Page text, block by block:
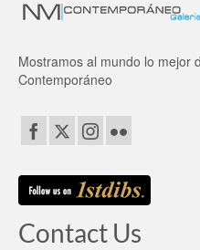
Mostramos al mundo lo mejor
Contemporáneo
Contact Us